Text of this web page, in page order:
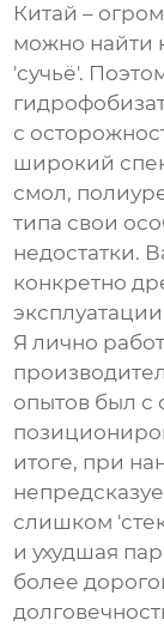
Китай –
можно найти
'сучьё'.
с
широкий
смол,
типа свои
недостатки.
конкретно
Я лично
опытов был с
итоге, при
слишком
и ухудшая
более